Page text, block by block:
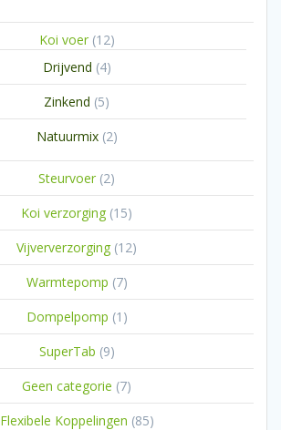
Koi voer 1212
Drijvend 44
producten
Zinkend 55
producten
Natuurmix 22
Steurvoer 22
producten
Koi verzorging 1515
producten
Vijververzorging 1212
producten
Warmtepomp 77
producten
Dompelpomp 1 1
product
SuperTab 99
producten
Geen categorie 77
producten
Flexibele Koppelingen 8585